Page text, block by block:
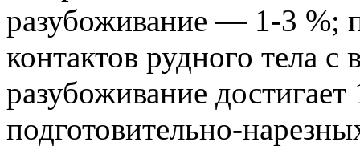
разубоживание — 1-3 %;
контактов рудного тела
разубоживание
подготовительно-